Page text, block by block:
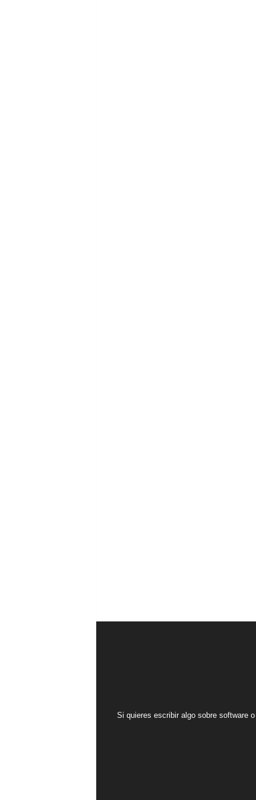
Si quieres escribir algo sobre software